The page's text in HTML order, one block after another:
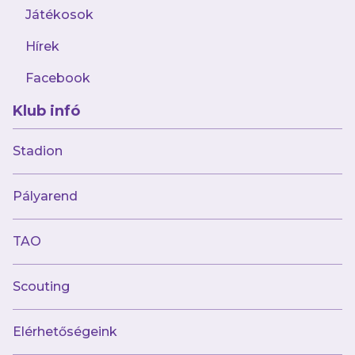
Játékosok
Hírek
Facebook
Klub infó
Stadion
Pályarend
TAO
Scouting
Elérhetőségeink
segíteni akarás”
Múltunk
Jelenünk
Meccseink
Híreink
Csapataink
Galéria